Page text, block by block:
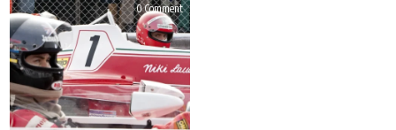
0 Commenton
รีวิว
Rush
(2013)